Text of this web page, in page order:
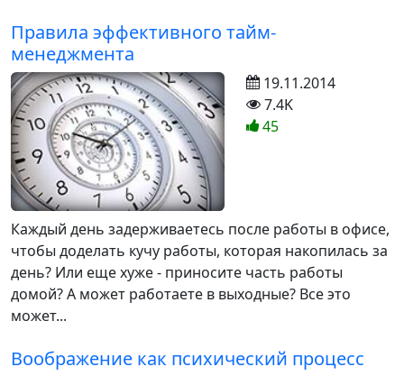
Правила эффективного тайм-
менеджмента
Каждый день задерживаетесь после работы в офисе,
чтобы доделать кучу работы, которая накопилась за
день? Или еще хуже - приносите часть работы
домой? А может работаете в выходные? Все это
может...
19.11.2014
7.4K
45
Воображение как психический процесс